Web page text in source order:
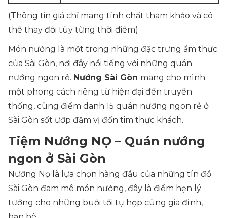
(Thông tin giá chỉ mang tính chất tham khảo và có
thể thay đổi tùy từng thời điểm)
Món nướng là một trong những đặc trưng ẩm thực
của Sài Gòn, nơi đây nổi tiếng với những quán
nướng ngon rẻ. Nướng Sài Gòn mang cho mình
một phong cách riêng từ hiện đại đến truyền
thống, cùng điểm danh 15 quán nướng ngon rẻ ở
Sài Gòn sốt ướp đậm vị đốn tim thực khách.
Tiệm Nướng NỌ – Quán nướng
ngon ở Sài Gòn
Nướng Nọ là lựa chọn hàng đầu của những tín đồ
Sài Gòn đam mê món nướng, đây là điểm hẹn lý
tưởng cho những buổi tối tụ họp cùng gia đình,